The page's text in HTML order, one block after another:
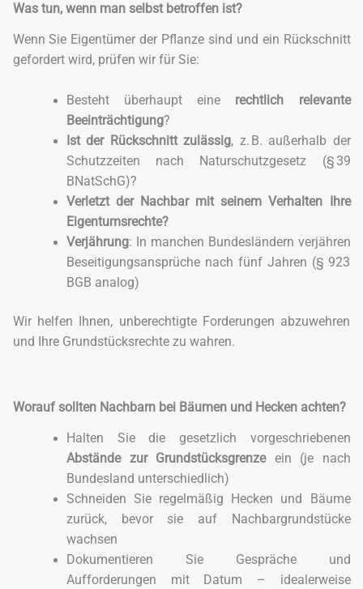
Was tun, wenn man selbst betroffen ist?
Wenn Sie Eigentümer der Pflanze sind und ein Rückschnitt
gefordert wird, prüfen wir für Sie:
Besteht überhaupt eine rechtlich relevante
Beeinträchtigung?
Ist der Rückschnitt zulässig, z. B. außerhalb der
Schutzzeiten nach Naturschutzgesetz (§ 39
BNatSchG)?
Verletzt der Nachbar mit seinem Verhalten Ihre
Eigentumsrechte?
Verjährung: In manchen Bundesländern verjähren
Beseitigungsansprüche nach fünf Jahren (§ 923
BGB analog)
Wir helfen Ihnen, unberechtigte Forderungen abzuwehren
und Ihre Grundstücksrechte zu wahren.
Worauf sollten Nachbarn bei Bäumen und Hecken achten?
Halten Sie die gesetzlich vorgeschriebenen
Abstände zur Grundstücksgrenzeein (je nach
Bundesland unterschiedlich)
Schneiden Sie regelmäßig Hecken und Bäume
zurück, bevor sie auf Nachbargrundstücke
wachsen
Dokumentieren Sie Gespräche und
Aufforderungen mit Datum – idealerweise